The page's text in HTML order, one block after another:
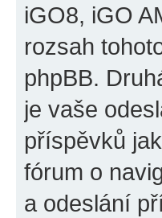
iGO8, iGO
rozsah
phpBB.
je vaše
příspěvků
fórum o
a odeslání